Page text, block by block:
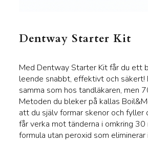
Dentway Starter Kit
Med Dentway Starter Kit får du ett
leende snabbt, effektivt och säkert!
samma som hos tandläkaren, men
Metoden du bleker på kallas
att du själv formar skenor och fyller
får verka mot tänderna i omkring 30
formula utan peroxid som eliminerar